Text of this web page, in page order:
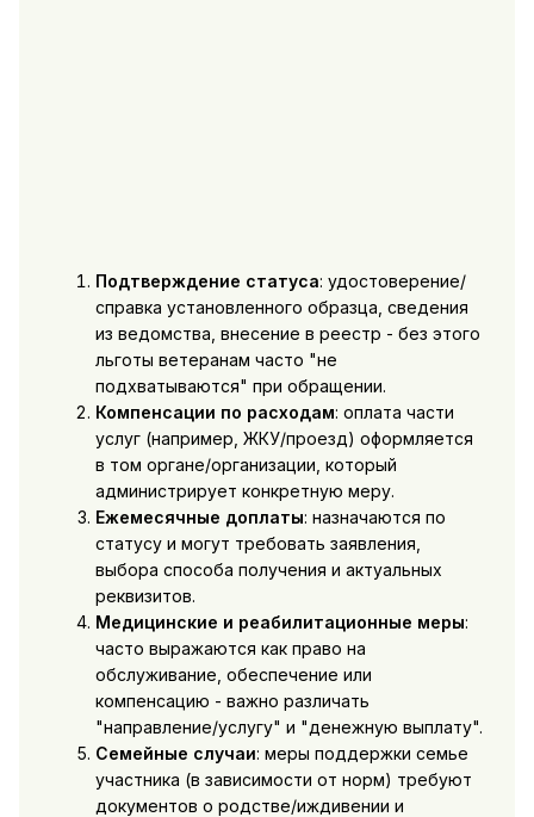
Подтверждение статуса: удостоверение/
справка установленного образца, сведения
из ведомства, внесение в реестр - без этого
льготы ветеранам часто "не
подхватываются" при обращении.
Компенсации по расходам: оплата части
услуг (например, ЖКУ/проезд) оформляется
в том органе/организации, который
администрирует конкретную меру.
Ежемесячные доплаты: назначаются по
статусу и могут требовать заявления,
выбора способа получения и актуальных
реквизитов.
Медицинские и реабилитационные меры:
часто выражаются как право на
обслуживание, обеспечение или
компенсацию - важно различать
"направление/услугу" и "денежную выплату".
Семейные случаи: меры поддержки семье
участника (в зависимости от норм) требуют
документов о родстве/иждивении и